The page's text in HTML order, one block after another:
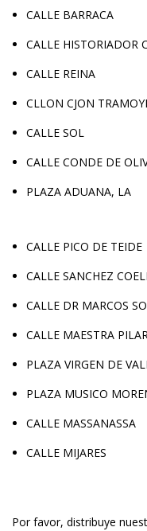
CALLE BARRACA
CALLE HISTORIADOR
CALLE REINA
CLLON CJON
CALLE SOL
CALLE CONDE DE
PLAZA ADUANA, LA
CALLE PICO DE TEIDE
CALLE SANCHEZ
CALLE DR MARCOS
CALLE MAESTRA
PLAZA VIRGEN DE
PLAZA MUSICO
CALLE MASSANASSA
CALLE MIJARES
Por favor, distribuye